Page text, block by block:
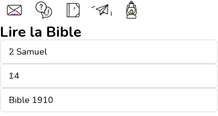
Lire la Bible